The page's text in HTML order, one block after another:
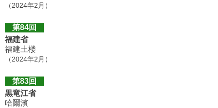
（2024年2月）
第84回
福建省
福建土楼
（2024年2月）
第83回
黒竜江省
哈爾濱